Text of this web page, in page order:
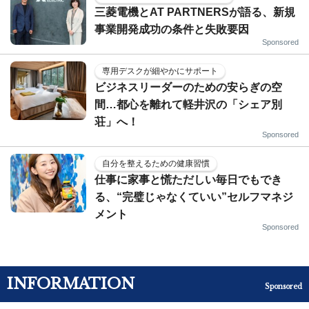
三菱電機とAT PARTNERSが語る、新規
事業開発成功の条件と失敗要因
Sponsored
専用デスクが細やかにサポート
ビジネスリーダーのための安らぎの空
間…都心を離れて軽井沢の「シェア別
荘」へ！
Sponsored
自分を整えるための健康習慣
仕事に家事と慌ただしい毎日でもでき
る、“完璧じゃなくていい”セルフマネジ
メント
Sponsored
INFORMATION Sponsored